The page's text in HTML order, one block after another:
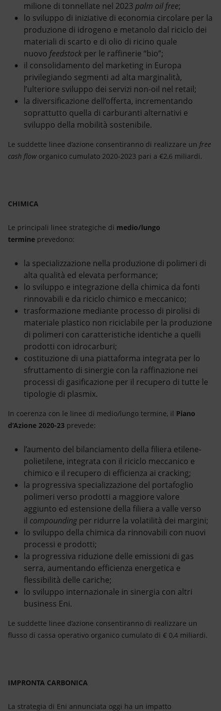
milione di tonnellate nel 2023 palm oil free;
lo sviluppo di iniziative di economia circolare per la
produzione di idrogeno e metanolo dal riciclo dei
materiali di scarto e di olio di ricino quale
nuovo feedstock per le raffinerie “bio”;
il consolidamento del marketing in Europa
privilegiando segmenti ad alta marginalità,
l’ulteriore sviluppo dei servizi non-oil nel retail;
la diversificazione dell’offerta, incrementando
soprattutto quella di carburanti alternativi e
sviluppo della mobilità sostenibile.
Le suddette linee d’azione consentiranno di realizzare un free
cash flow organico cumulato 2020-2023 pari a €2,6 miliardi.
CHIMICA
Le principali linee strategiche di medio/lungo
termine prevedono:
la specializzazione nella produzione di polimeri di
alta qualità ed elevata performance;
lo sviluppo e integrazione della chimica da fonti
rinnovabili e da riciclo chimico e meccanico;
trasformazione mediante processo di pirolisi di
materiale plastico non riciclabile per la produzione
di polimeri con caratteristiche identiche a quelli
prodotti con idrocarburi;
costituzione di una piattaforma integrata per lo
sfruttamento di sinergie con la raffinazione nei
processi di gasificazione per il recupero di tutte le
tipologie di plasmix.
In coerenza con le linee di medio/lungo termine, il Piano
d’Azione 2020-23 prevede:
l’aumento del bilanciamento della filiera etilene-
polietilene, integrata con il riciclo meccanico e
chimico e il recupero di efficienza ai cracking;
la progressiva specializzazione del portafoglio
polimeri verso prodotti a maggiore valore
aggiunto ed estensione della filiera a valle verso
il compoundingper ridurre la volatilità dei margini;
lo sviluppo della chimica da rinnovabili con nuovi
processi e prodotti;
la progressiva riduzione delle emissioni di gas
serra, aumentando efficienza energetica e
flessibilità delle cariche;
lo sviluppo internazionale in sinergia con altri
business Eni.
Le suddette linee d’azione consentiranno di realizzare un
flusso di cassa operativo organico cumulato di € 0,4 miliardi.
IMPRONTA CARBONICA
La strategia di Eni annunciata oggi ha un impatto